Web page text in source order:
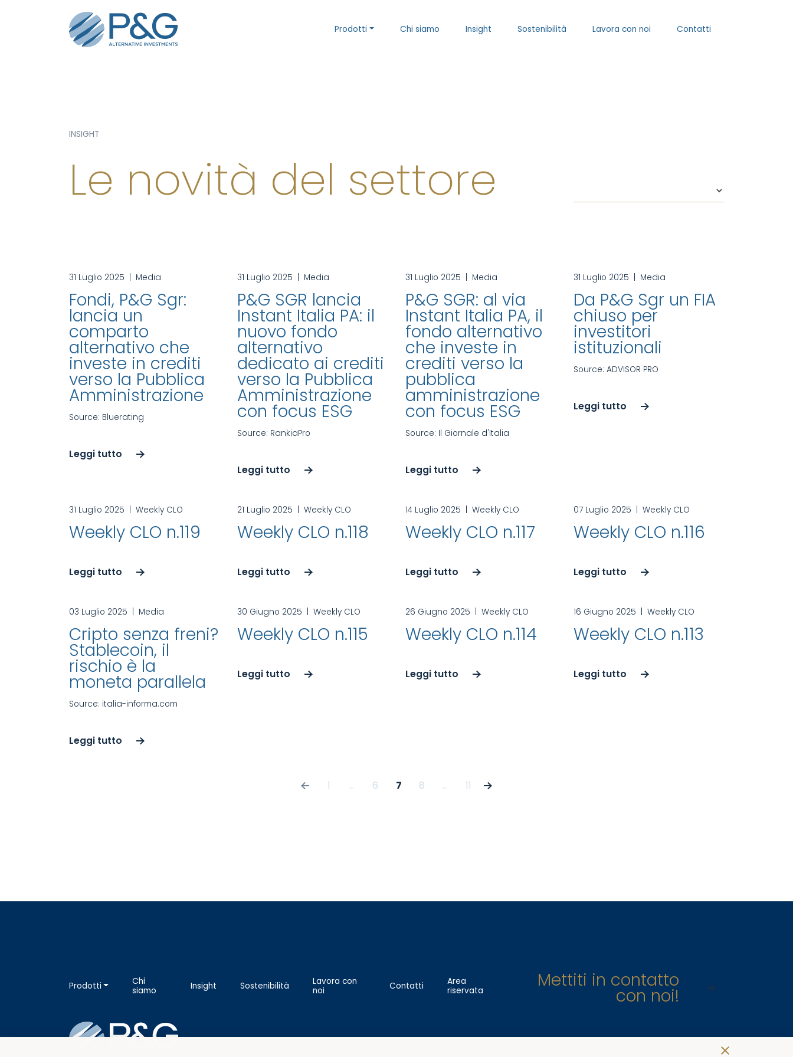
Prodotti Chi siamo Insight Sostenibilità Lavora con noi Contatti
InsightINSIGHT
Le novità del settore
31 Luglio 2025 Media
Fondi, P&G Sgr:
lancia un
comparto
alternativo che
investe in crediti
verso la Pubblica
Amministrazione
Source: Bluerating
Leggi tutto
31 Luglio 2025 Media
P&G SGR lancia
Instant Italia PA: il
nuovo fondo
alternativo
dedicato ai crediti
verso la Pubblica
Amministrazione
con focus ESG
Source: RankiaPro
Leggi tutto
31 Luglio 2025 Media
P&G SGR: al via
Instant Italia PA, il
fondo alternativo
che investe in
crediti verso la
pubblica
amministrazione
con focus ESG
Source: Il Giornale d'Italia
Leggi tutto
31 Luglio 2025 Media
Da P&G Sgr un FIA
chiuso per
investitori
istituzionali
Source: ADVISOR PRO
Leggi tutto
31 Luglio 2025 Weekly CLO
Weekly CLO n.119
Leggi tutto
21 Luglio 2025 Weekly CLO
Weekly CLO n.118
Leggi tutto
14 Luglio 2025 Weekly CLO
Weekly CLO n.117
Leggi tutto
07 Luglio 2025 Weekly CLO
Weekly CLO n.116
Leggi tutto
03 Luglio 2025 Media
Cripto senza freni?
Stablecoin, il
rischio è la
moneta parallela
Source: italia-informa.com
Leggi tutto
30 Giugno 2025 Weekly CLO
Weekly CLO n.115
Leggi tutto
26 Giugno 2025 Weekly CLO
Weekly CLO n.114
Leggi tutto
16 Giugno 2025 Weekly CLO
Weekly CLO n.113
Leggi tutto
Paginazione degli articoli
1 … 6 7 8 … 11
Prodotti
Chi
siamo
Insight Sostenibilità
Lavora con
noi
Contatti
Area
riservata
Mettiti in contatto
con noi!